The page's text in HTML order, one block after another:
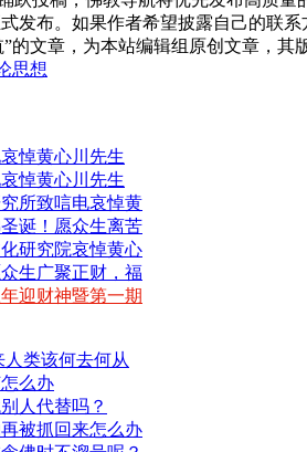
发布。如果作者希望披露自己的联
的文章，为本站编辑组原创文章，其
思想
悼黄心川先生
悼黄心川先生
所致唁电哀悼黄
诞！愿众生离苦
研究院哀悼黄心
生广聚正财，福
迎财神暨第一期
类该何去何从
么办
人代替吗？
被抓回来怎么办